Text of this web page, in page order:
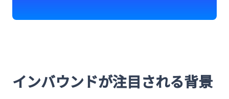
インバウンドが注目される背景